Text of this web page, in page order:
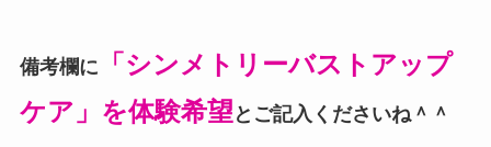
備考欄に
「シンメトリーバストアップ
ケア」を体験希望とご記入くださいね＾＾